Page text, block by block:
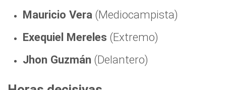
Mauricio Vera (Mediocampista)
Exequiel Mereles (Extremo)
Jhon Guzmán (Delantero)